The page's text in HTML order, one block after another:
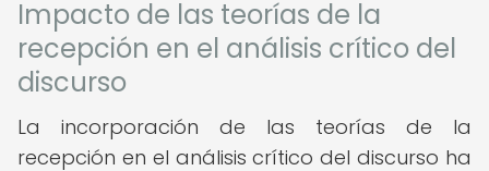
Impacto de las teorías de la
recepción en el análisis crítico del
discurso
La incorporación de las teorías de la
recepción en el análisis crítico del discurso ha